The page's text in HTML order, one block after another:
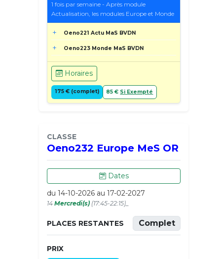
1 fois par semaine - Après module
Actualisation, les modules Europe et Monde
Oeno221 Actu MaS BVDN
Oeno223 Monde MaS BVDN
Horaires
175 € (complet) 85 € Si Exempté
CLASSE
Oeno232 Europe MeS OR
Dates
du 14-10-2026 au 17-02-2027
14 Mercredi(s) (17:45-22:15)_
PLACES RESTANTES Complet
PRIX